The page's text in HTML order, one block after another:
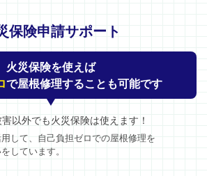
保険申請サポート
火災保険を使えば
で屋根修理することも可能です
害以外でも火災保険は使えます！
して、自己負担ゼロでの屋根修理を
しています。